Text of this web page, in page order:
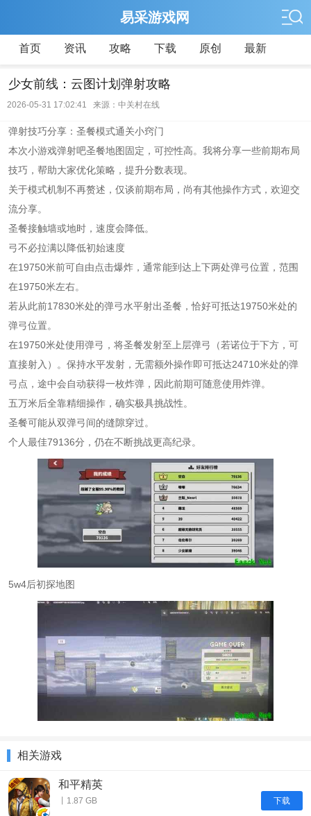
易采游戏网
首页 资讯 攻略 下载 原创 最新
少女前线：云图计划弹射攻略
2026-05-31 17:02:41 来源：中关村在线
弹射技巧分享：圣餐模式通关小窍门
本次小游戏弹射吧圣餐地图固定，可控性高。我将分享一些前期布局
技巧，帮助大家优化策略，提升分数表现。
关于模式机制不再赘述，仅谈前期布局，尚有其他操作方式，欢迎交
流分享。
圣餐接触墙或地时，速度会降低。
弓不必拉满以降低初始速度
在19750米前可自由点击爆炸，通常能到达上下两处弹弓位置，范围
在19750米左右。
若从此前17830米处的弹弓水平射出圣餐，恰好可抵达19750米处的
弹弓位置。
在19750米处使用弹弓，将圣餐发射至上层弹弓（若诺位于下方，可
直接射入）。保持水平发射，无需额外操作即可抵达24710米处的弹
弓点，途中会自动获得一枚炸弹，因此前期可随意使用炸弹。
五万米后全靠精细操作，确实极具挑战性。
圣餐可能从双弹弓间的缝隙穿过。
个人最佳79136分，仍在不断挑战更高纪录。
5w4后初探地图
相关游戏
下载
和平精英
丨1.87 GB